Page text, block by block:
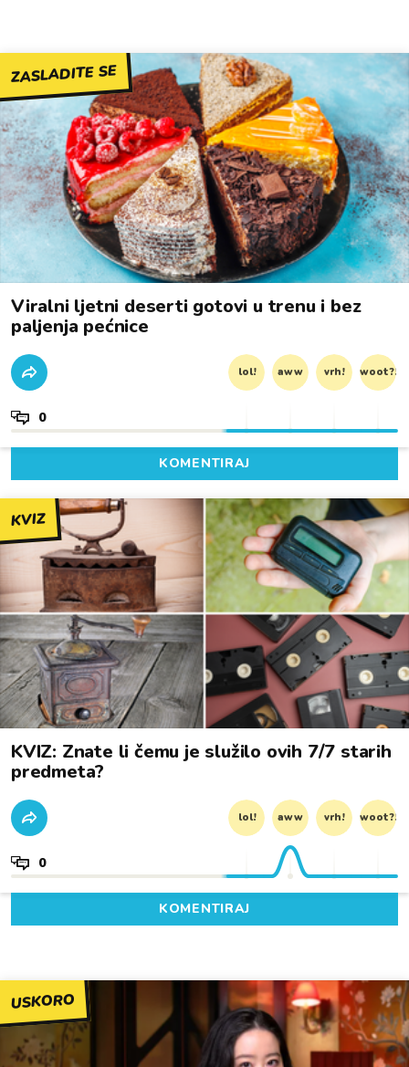
ZASLADITE SE
Viralni ljetni deserti gotovi u trenu i bez
paljenja pećnice
lol! aww vrh! woot?!
0
KOMENTIRAJ
KVIZ
KVIZ: Znate li čemu je služilo ovih 7/7 starih
predmeta?
lol! aww vrh! woot?!
0
KOMENTIRAJ
USKORO